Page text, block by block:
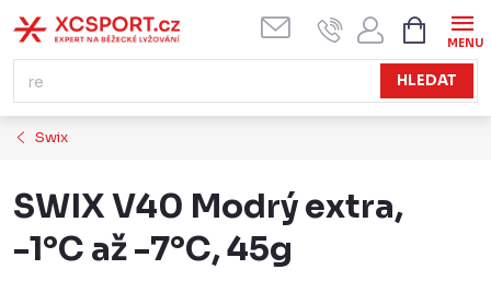
na
obsah
HLEDAT
KOŠÍK
Swix
SWIX V40 Modrý extra,
-1°C až -7°C, 45g